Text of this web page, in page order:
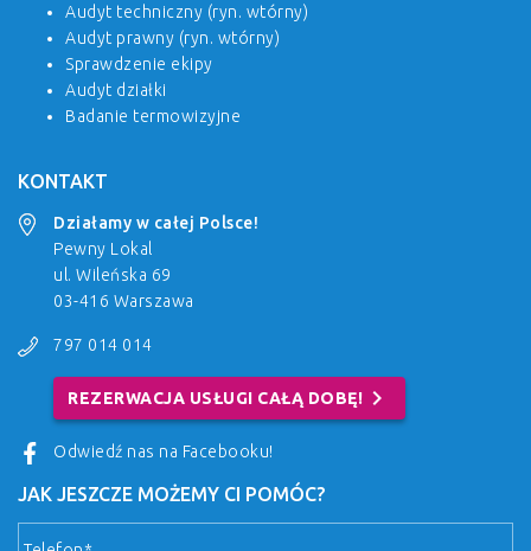
Audyt techniczny (ryn. wtórny)
Audyt prawny (ryn. wtórny)
Sprawdzenie ekipy
Audyt działki
Badanie termowizyjne
KONTAKT
Działamy w całej Polsce!
Pewny Lokal
ul. Wileńska 69
03-416 Warszawa
797 014 014
REZERWACJA USŁUGI CAŁĄ DOBĘ! chevron_right
Odwiedź nas na Facebooku!
JAK JESZCZE MOŻEMY CI POMÓC?